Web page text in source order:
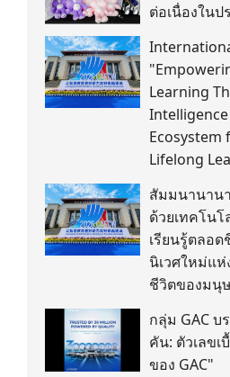
ต่อเนื่องในป
Learning
Ecosystem
Lifelong
สัมมนานาน
ด้วยเทคโน
เรียนรู้ตลอด
นิเวศใหม่แห่
ชีวิตของมนุ
กลุ่ม GAC บ
คัน: ตัวเลขเ
ของ GAC"